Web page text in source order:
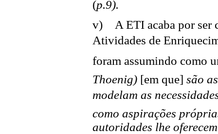
(p.9).
v) A ETI acaba por ser
Atividades de
foram assumindo como
Thoenig) [em que] são
modelam as
como aspirações
autoridades lhe